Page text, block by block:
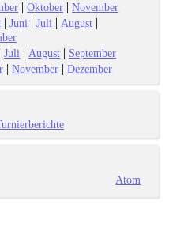
|Oktober |November
|Juni |Juli | August |
|Juli | August | September
|November |Dezember
Atom